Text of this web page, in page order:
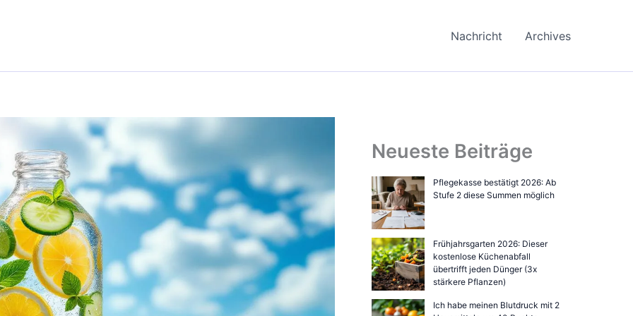
Nachricht Archives
Neueste Beiträge
Pflegekasse bestätigt 2026: Ab
Stufe 2 diese Summen möglich
Frühjahrsgarten 2026: Dieser
kostenlose Küchenabfall
übertrifft jeden Dünger (3x
stärkere Pflanzen)
Ich habe meinen Blutdruck mit 2